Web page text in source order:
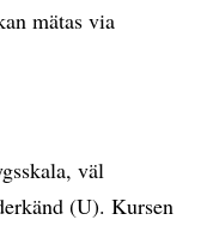
mätas via
väl
(U). Kursen